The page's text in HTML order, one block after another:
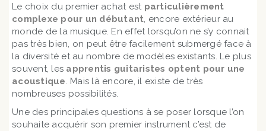
Le choix du premier achat est particulièrement
complexe pour un débutant, encore extérieur au
monde de la musique. En effet lorsqu’on ne s’y connait
pas très bien, on peut être facilement submergé face à
la diversité et au nombre de modèles existants. Le plus
souvent, les apprentis guitaristes optent pour une
acoustique. Mais là encore, il existe de très
nombreuses possibilités.
Une des principales questions à se poser lorsque l’on
souhaite acquérir son premier instrument c’est de